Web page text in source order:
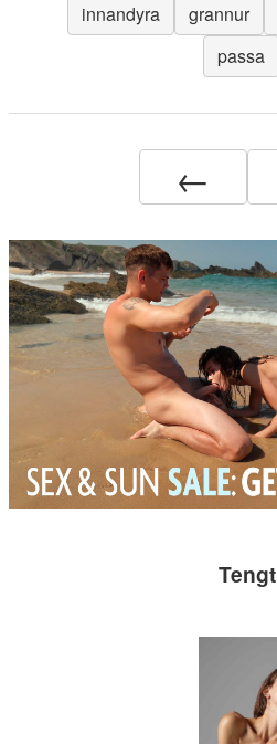
innandyra
grannur
passa
←
Tengt